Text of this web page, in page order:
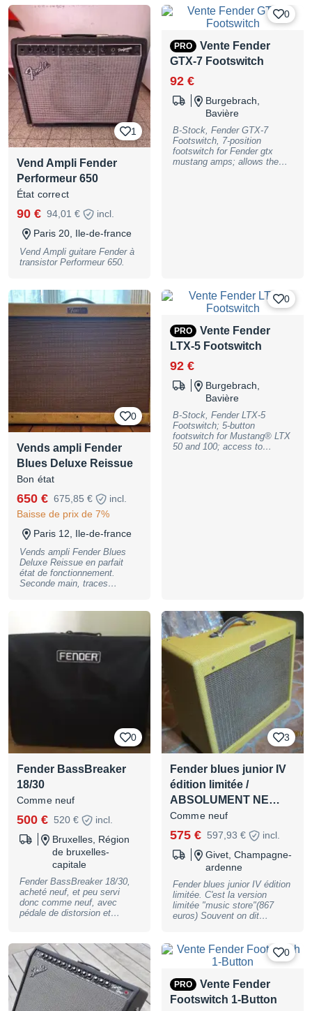
very Rare * Hard to Find!!!
Excellent connectivity thanks
to the effects loop with
preamp output/power amp
input. - Headphone output -
Impressive power for a small
different sounds possible!! -
Place Ou Environs •• Merci
funk.
1
Vend Ampli Fender
Performeur 650
État correct
90 € 94,01 €
incl.
Paris 20, Ile-de-france
Vend Ampli guitare Fender à
transistor Performeur 650.
0
PRO
Vente Fender
GTX-7 Footswitch
92 €
Burgebrach,
Bavière
B-Stock, Fender GTX-7
Footswitch, 7-position
footswitch for Fender gtx
mustang amps; allows the
0
Vends ampli Fender
Blues Deluxe Reissue
Bon état
650 € 675,85 €
incl.
Baisse de prix de 7%
Paris 12, Ile-de-france
Vends ampli Fender Blues
Deluxe Reissue en parfait
état de fonctionnement.
Seconde main, traces
plus de guitare a la maison...
0
PRO
Vente Fender
LTX-5 Footswitch
92 €
Burgebrach,
Bavière
B-Stock, Fender LTX-5
Footswitch; 5-button
footswitch for Mustang® LTX
50 and 100; access to
0
Fender BassBreaker
18/30
Comme neuf
500 € 520 €
incl.
Bruxelles, Région
de bruxelles-
capitale
Fender BassBreaker 18/30,
acheté neuf, et peu servi
donc comme neuf, avec
pédale de distorsion et
3
Fender blues junior IV
édition limitée /
ABSOLUMENT NE…
Comme neuf
575 € 597,93 €
incl.
Givet, Champagne-
ardenne
Fender blues junior IV édition
limitée. C'est la version
limitée "music store"(867
euros) Souvent on dit
de la boîte, joué quelques
minutes et rangé. Le tout est
donc forcément impeccable.
Ampli avec sa pédale de
boost (jamais installée).
Manuel original. Emballage
0
PRO
Vente Fender
Footswitch 1-Button